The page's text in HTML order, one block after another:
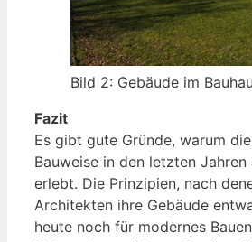
Bild 2: Gebäude im
Fazit
Es gibt gute Gründe, warum
Bauweise in den letzten Jahren
erlebt. Die Prinzipien, nach
Architekten ihre Gebäude
heute noch für modernes